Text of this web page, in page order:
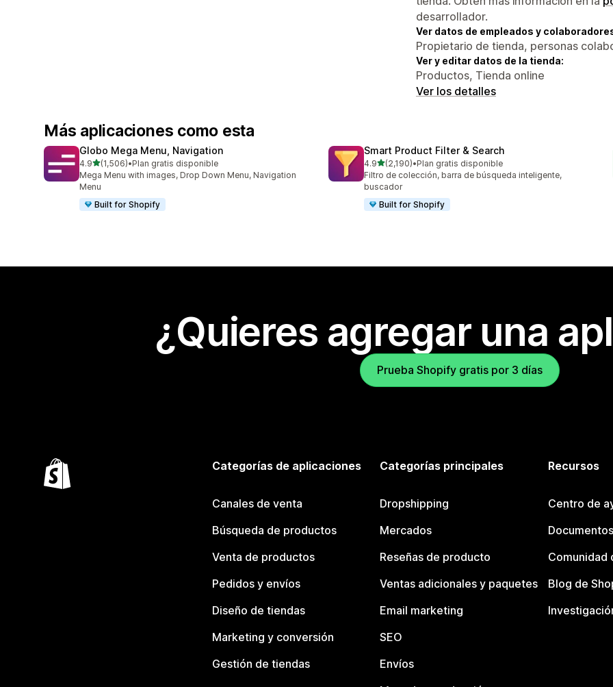
desarrollador.
Ver datos de empleados y
Propietario de tienda, personas
Ver y editar datos de la tienda:
Productos, Tienda online
Ver los detalles
Más aplicaciones como esta
Globo Mega Menu, Navigation
4.9de 5 estrellas
(1,506)
1506 reseñas en total
•Plan gratis disponible
Mega Menu with images, Drop Down Menu, Navigation
Menu
Built for Shopify
Smart Product Filter & Search
4.9de 5 estrellas
(2,190)
2190 reseñas en total
•Plan gratis disponible
Filtro de colección, barra de búsqueda inteligente,
buscador
Built for Shopify
¿Quieres agregar una
Prueba Shopify gratis por 3 días
Categorías de aplicaciones
Canales de venta
Búsqueda de productos
Venta de productos
Pedidos y envíos
Diseño de tiendas
Marketing y conversión
Gestión de tiendas
Categorías principales
Dropshipping
Mercados
Reseñas de producto
Ventas adicionales y paquetes
Email marketing
SEO
Envíos
Recursos
Centro de
Comunidad
Blog de